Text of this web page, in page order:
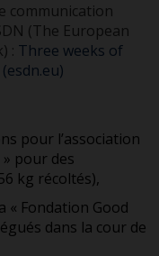
communication
(The European
: Three weeks of
pour l’association
pour des
kg récoltés),
« Fondation Good
dans la cour de